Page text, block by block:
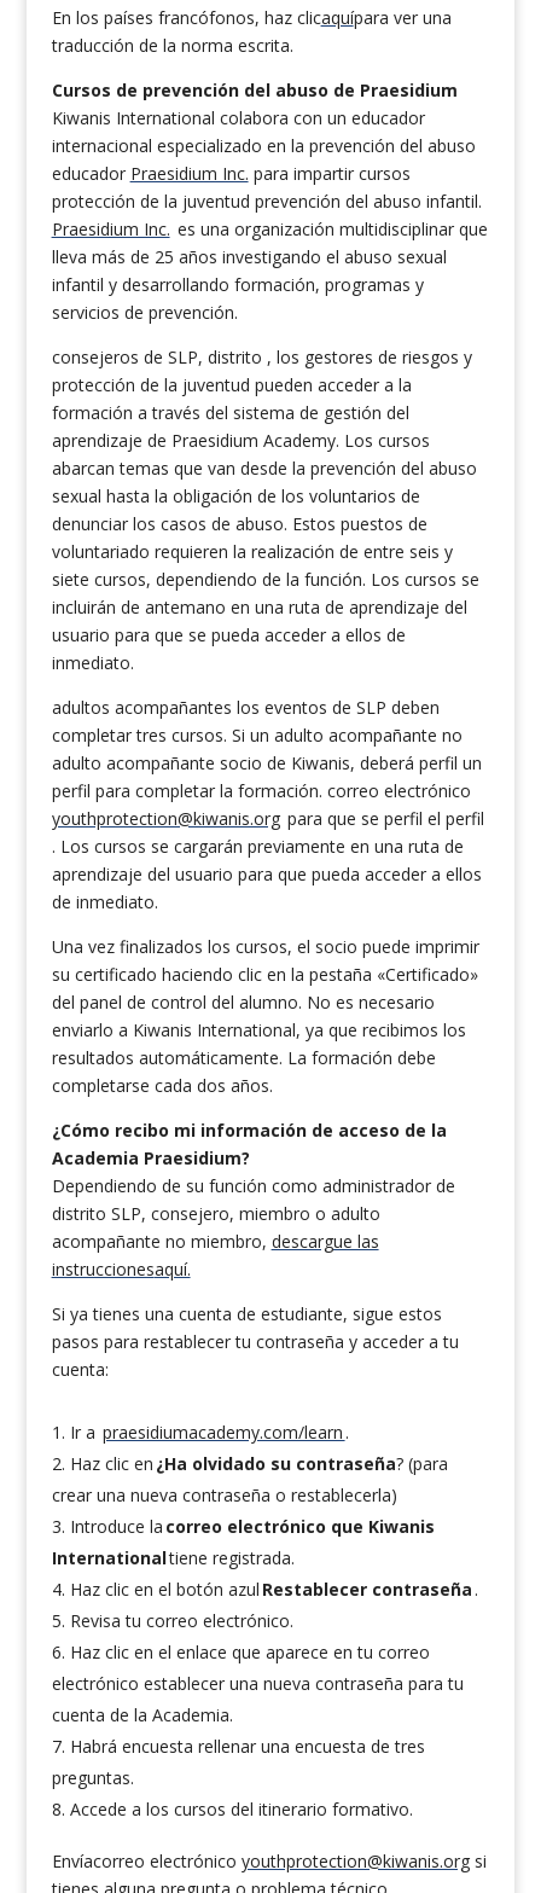
En los países francófonos, haz clicaquípara ver una
traducción de la norma escrita.
Cursos de prevención del abuso de Praesidium
Kiwanis International colabora con un educador
internacional especializado en la prevención del abuso
educador Praesidium Inc. para impartir cursos
protección de la juventud prevención del abuso infantil.
Praesidium Inc. es una organización multidisciplinar que
lleva más de 25 años investigando el abuso sexual
infantil y desarrollando formación, programas y
servicios de prevención.
consejeros de SLP, distrito , los gestores de riesgos y
protección de la juventud pueden acceder a la
formación a través del sistema de gestión del
aprendizaje de Praesidium Academy. Los cursos
abarcan temas que van desde la prevención del abuso
sexual hasta la obligación de los voluntarios de
denunciar los casos de abuso. Estos puestos de
voluntariado requieren la realización de entre seis y
siete cursos, dependiendo de la función. Los cursos se
incluirán de antemano en una ruta de aprendizaje del
usuario para que se pueda acceder a ellos de
inmediato.
adultos acompañantes los eventos de SLP deben
completar tres cursos. Si un adulto acompañante no
adulto acompañante socio de Kiwanis, deberá perfil un
perfil para completar la formación. correo electrónico
youthprotection@kiwanis.orgpara que se perfil el perfil
. Los cursos se cargarán previamente en una ruta de
aprendizaje del usuario para que pueda acceder a ellos
de inmediato.
Una vez finalizados los cursos, el socio puede imprimir
su certificado haciendo clic en la pestaña «Certificado»
del panel de control del alumno. No es necesario
enviarlo a Kiwanis International, ya que recibimos los
resultados automáticamente. La formación debe
completarse cada dos años.
¿Cómo recibo mi información de acceso de la
Academia Praesidium?
Dependiendo de su función como administrador de
distrito SLP, consejero, miembro o adulto
acompañante no miembro, descargue las
instruccionesaquí.
Si ya tienes una cuenta de estudiante, sigue estos
pasos para restablecer tu contraseña y acceder a tu
cuenta:
Ir a praesidiumacademy.com/learn .
Haz clic en ¿Ha olvidado su contraseña? (para
crear una nueva contraseña o restablecerla)
Introduce la correo electrónico que Kiwanis
Internationaltiene registrada.
Haz clic en el botón azul Restablecer contraseña .
Revisa tu correo electrónico.
Haz clic en el enlace que aparece en tu correo
electrónico establecer una nueva contraseña para tu
cuenta de la Academia.
Habrá encuesta rellenar una encuesta de tres
preguntas.
Accede a los cursos del itinerario formativo.
Envíacorreo electrónico youthprotection@kiwanis.orgsi